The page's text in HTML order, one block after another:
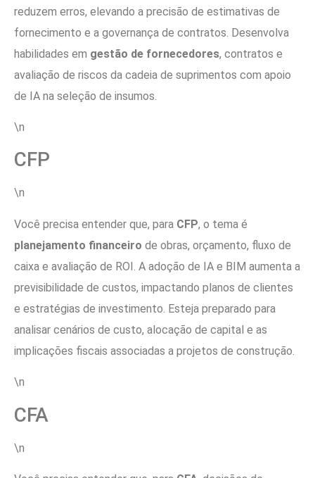
reduzem erros, elevando a precisão de estimativas de
fornecimento e a governança de contratos. Desenvolva
habilidades em gestão de fornecedores, contratos e
avaliação de riscos da cadeia de suprimentos com apoio
de IA na seleção de insumos.
\n
CFP
\n
Você precisa entender que, para CFP, o tema é
planejamento financeiro de obras, orçamento, fluxo de
caixa e avaliação de ROI. A adoção de IA e BIM aumenta a
previsibilidade de custos, impactando planos de clientes
e estratégias de investimento. Esteja preparado para
analisar cenários de custo, alocação de capital e as
implicações fiscais associadas a projetos de construção.
\n
CFA
\n